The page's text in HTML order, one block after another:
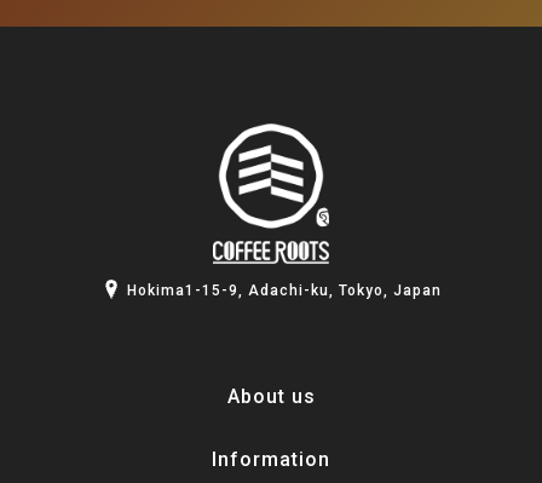
Hokima1-15-9, Adachi-ku, Tokyo, Japan
About us
Information